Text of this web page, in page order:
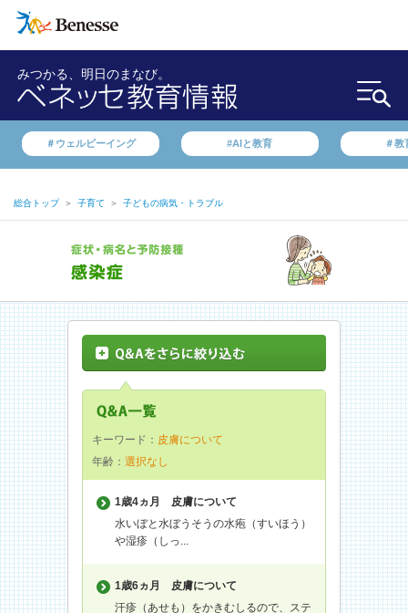
みつかる、明日のまなび。
＃ウェルビーイング #AIと教育 ＃教
総合トップ ＞ 子育て ＞ 子どもの病気・トラブル
キーワード： 皮膚について
年齢： 選択なし
1歳4ヵ月
皮膚について
水いぼと水ぼうそうの水疱（すいほう）
や湿疹（しっ...
1歳6ヵ月
皮膚について
汗疹（あせも）をかきむしるので、ステ